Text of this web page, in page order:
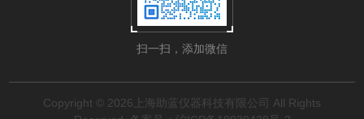
扫一扫，添加微信
Copyright © 2026上海助蓝仪器科技有限公司 All Rights